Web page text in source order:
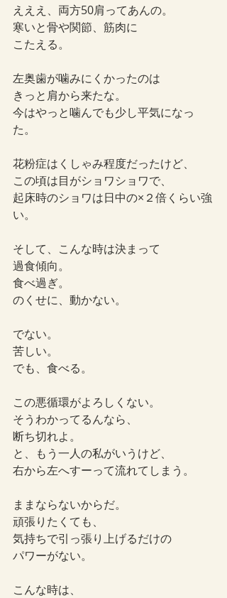
えええ、両方50肩ってあんの。
寒いと骨や関節、筋肉に
こたえる。
左奥歯が噛みにくかったのは
きっと肩から来たな。
今はやっと噛んでも少し平気になっ
た。
花粉症はくしゃみ程度だったけど、
この頃は目がショワショワで、
起床時のショワは日中の×２倍くらい強
い。
そして、こんな時は決まって
過食傾向。
食べ過ぎ。
のくせに、動かない。
でない。
苦しい。
でも、食べる。
この悪循環がよろしくない。
そうわかってるんなら、
断ち切れよ。
と、もう一人の私がいうけど、
右から左へすーって流れてしまう。
ままならないからだ。
頑張りたくても、
気持ちで引っ張り上げるだけの
パワーがない。
こんな時は、